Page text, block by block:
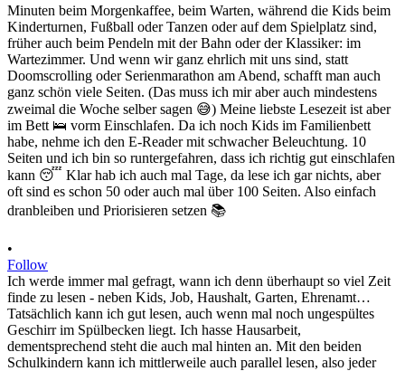
•
Follow
Ich werde immer mal gefragt, wann ich denn überhaupt so viel Zeit
finde zu lesen - neben Kids, Job, Haushalt, Garten, Ehrenamt…
Tatsächlich kann ich gut lesen, auch wenn mal noch ungespültes
Geschirr im Spülbecken liegt. Ich hasse Hausarbeit,
dementsprechend steht die auch mal hinten an. Mit den beiden
Schulkindern kann ich mittlerweile auch parallel lesen, also jeder